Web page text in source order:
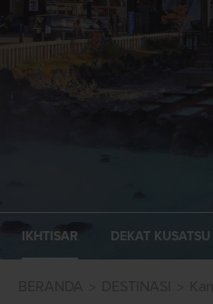
IKHTISAR DEKAT KUSATSU